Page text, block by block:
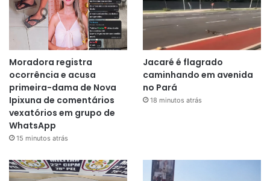
Moradora registra
ocorrência e acusa
primeira-dama de Nova
Ipixuna de comentários
vexatórios em grupo de
WhatsApp
15 minutos atrás
Jacaré é flagrado
caminhando em avenida
no Pará
18 minutos atrás